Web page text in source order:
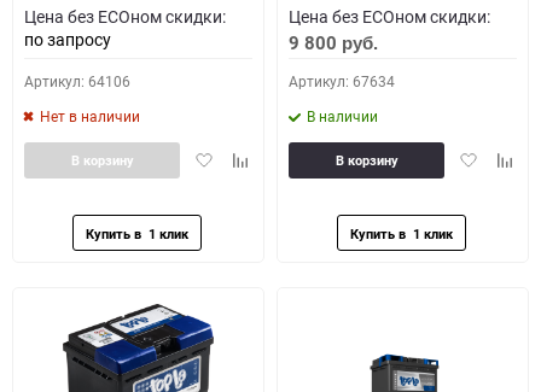
Цена без ECOном скидки:
по запросу
Артикул: 64106
Нет в наличии
ДобавитьДобавить
В корзину
Цена без ECOном скидки:
9 800 руб.
Артикул: 67634
В наличии
Добавить
В корзину